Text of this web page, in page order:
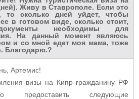
Живу в Ставрополе. Если это
то сколько дней уйдет, чтобы
в готовом виде, сколько стоит,
необходимы для
На данный момент являюсь
и со мной едет моя мама, тоже
Благодарю.?
Артемис!
визы на Кипр гражданину РФ
предоставить следующие